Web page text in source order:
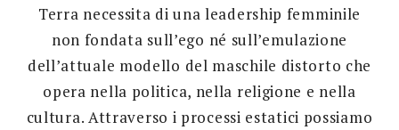
Terra necessita di una leadership femminile
non fondata sull’ego né sull’emulazione
dell’attuale modello del maschile distorto che
opera nella politica, nella religione e nella
cultura. Attraverso i processi estatici possiamo